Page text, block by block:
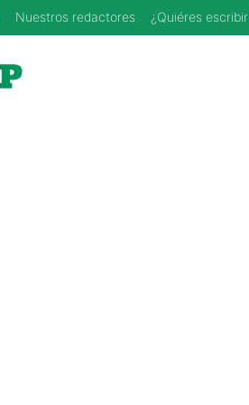
Nuestros redactores ¿Quiéres